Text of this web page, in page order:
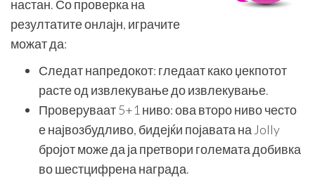
настан. Со проверка на
резултатите онлајн, играчите
можат да:
Следат напредокот: гледаат како џекпотот
расте од извлекување до извлекување.
Проверуваат 5+1 ниво: ова второ ниво често
е највозбудливо, бидејќи појавата на Jolly
бројот може да ја претвори големата добивка
во шестцифрена награда.